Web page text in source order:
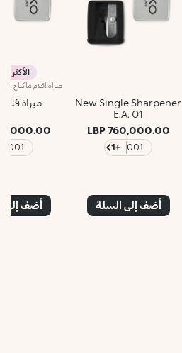
New Single Sharpener
E.A. 01
760,000.00 LBP
001
+1
أضف إلى السلة
الأكثر
مبراة
LBP
001
أضف إلى